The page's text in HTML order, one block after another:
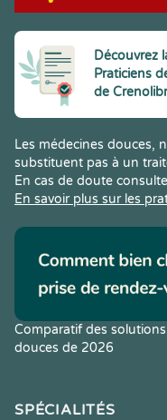
Découvrez
Praticiens
de
Les médecines douces,
substituent pas à un
En cas de doute
En savoir plus sur les
Comparatif des
douces de 2026
SPÉCIALITÉS